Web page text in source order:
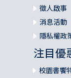
徵人啟事
消息活動
隱私權政
注目優
校園書饗